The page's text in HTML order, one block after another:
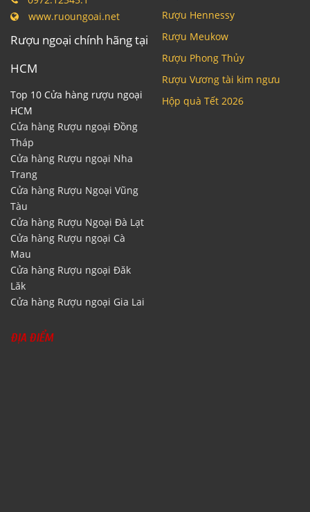
www.ruoungoai.net
Rượu ngoại chính hãng tại
HCM
Top 10 Cửa hàng rượu ngoại
HCM
Cửa hàng Rượu ngoại Đồng
Tháp
Cửa hàng Rượu ngoại Nha
Trang
Cửa hàng Rượu Ngoại Vũng
Tàu
Cửa hàng Rượu Ngoại Đà Lạt
Cửa hàng Rượu ngoại Cà
Mau
Cửa hàng Rượu ngoại Đăk
Lăk
Cửa hàng Rượu ngoại Gia Lai
Rượu Hennessy
Rượu Meukow
Rượu Phong Thủy
Rượu Vương tài kim ngưu
Hộp quà Tết 2026
ĐỊA ĐIỂM